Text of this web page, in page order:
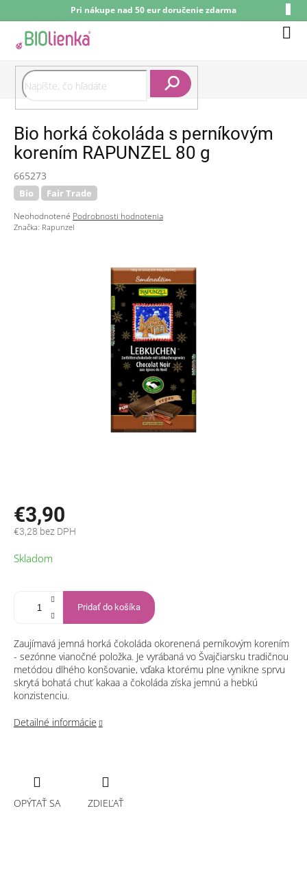
na
obsah
Pri nákupe nad 50 eur doručenie zdarma
Bio horká čokoláda s perníkovým
korením RAPUNZEL 80 g
665273
Bio Fair Trade
Priemerné
hodnotenie
Neohodnotené Podrobnosti hodnotenia
Značka: Rapunzel
€3,90
€3,28 bez DPH
cena:
Skladom
Pridať do košíka
Zaujímavá jemná horká čokoláda okorenená perníkovým korením
- sezónne vianočné položka. Je vyrábaná vo Švajčiarsku tradičnou
metódou dlhého konšovanie, vďaka ktorému plne vynikne sprvu
skrytá bohatá chuť kakaa a čokoláda získa jemnú a hebkú
konzistenciu.
Detailné informácie
OPÝTAŤ SA ZDIEĽAŤ